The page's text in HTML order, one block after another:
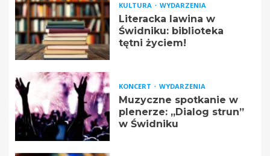
KULTURA WYDARZENIA
Literacka lawina w
Świdniku: biblioteka
tętni życiem!
KONCERT WYDARZENIA
Muzyczne spotkanie w
plenerze: „Dialog strun”
w Świdniku